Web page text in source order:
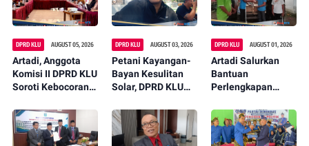
DPRD KLU AUGUST 05, 2026
Artadi, Anggota
Komisi II DPRD KLU
Soroti Kebocoran
Digitalisasi dan
Libatkan Kepala
Dusun
DPRD KLU AUGUST 03, 2026
Petani Kayangan-
Bayan Kesulitan
Solar, DPRD KLU
Ambil Langkah
Konkret
DPRD KLU AUGUST 01, 2026
Artadi Salurkan
Bantuan
Perlengkapan
Jambianom,
Dorong
Peningkatan